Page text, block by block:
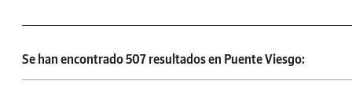
Se han encontrado 507 resultados en Puente Viesgo: